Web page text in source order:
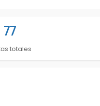
77
totales